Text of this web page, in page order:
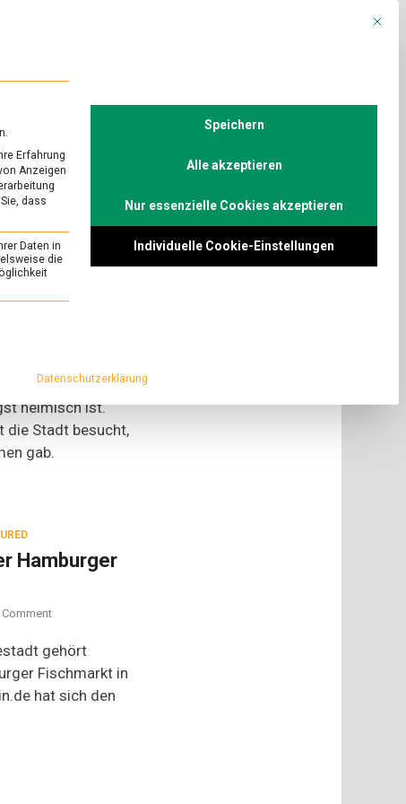
Gouda
on
Kaaskoppen:
in den Sinn –
heimisch ist.
die Stadt besucht,
gab.
Hamburger
Commenton
Frühaufsteher:
Hamburger
Fischmarkt
gehört
Fischmarkt in
hat sich den
Mit
Erfahrung
Anzeigen
dass
Daten in
die
und kann nicht abgewählt werden.
Speichern
Alle akzeptieren
Nur essenzielle Cookies akzeptieren
Individuelle Cookie-Einstellungen
Datenschutzerklärung